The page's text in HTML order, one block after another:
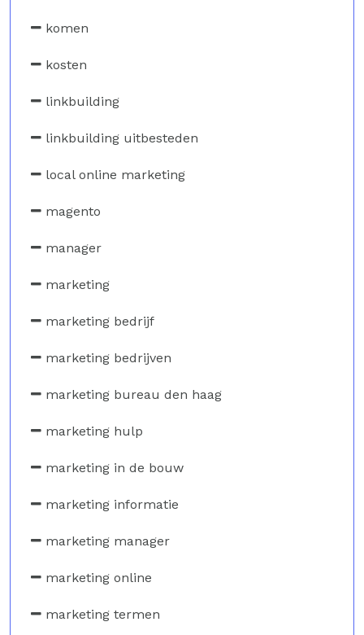
komen
kosten
linkbuilding
linkbuilding uitbesteden
local online marketing
magento
manager
marketing
marketing bedrijf
marketing bedrijven
marketing bureau den haag
marketing hulp
marketing in de bouw
marketing informatie
marketing manager
marketing online
marketing termen